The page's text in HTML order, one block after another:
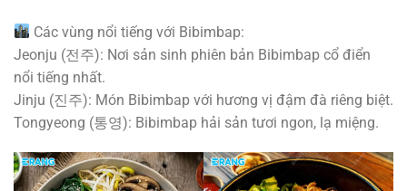
Các vùng nổi tiếng với Bibimbap:
Jeonju (전주): Nơi sản sinh phiên bản Bibimbap cổ điển
nổi tiếng nhất.
Jinju (진주): Món Bibimbap với hương vị đậm đà riêng biệt.
Tongyeong (통영): Bibimbap hải sản tươi ngon, lạ miệng.